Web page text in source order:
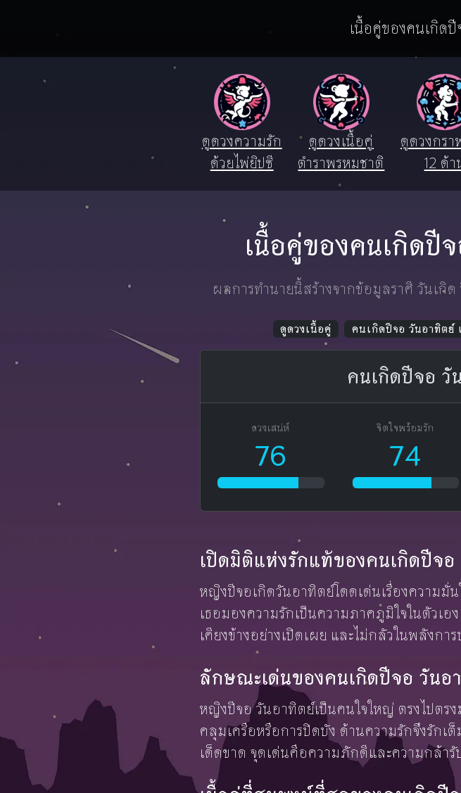
เนื้อคู่ของคนเกิด
ดูดวงความรัก
ด้วยไพ่ยิปซี
ดูดวงเนื้อคู่
ตำราพรหมชาติ
ดูดวงกรา
12 ด้า
เนื้อคู่ของคนเกิดปี
ผลการทำนายนี้สร้างจากข้อมูลราศี วันเ
ดูดวงเนื้อคู่ คนเกิดปีจอ วันอาทิตย์
คนเกิดปีจอ
ดวงเสน่ห์
76
จิตใจพร้อมรัก
74
เปิดมิติแห่งรักแท้ของคนเกิดปีจ
หญิงปีจอเกิดวันอาทิตย์โดดเด่นเรื่องความมั่
เธอมองความรักเป็นความภาคภูมิใจในตัวเ
เคียงข้างอย่างเปิดเผย และไม่กลัวในพลังกา
ลักษณะเด่นของคนเกิดปีจอ วัน
หญิงปีจอ วันอาทิตย์เป็นคนใจใหญ่ ตรงไปตร
คลุมเครือหรือการปิดบัง ด้านความรักจึงรักเ
เด็ดขาด จุดเด่นคือความภักดีและความกล้า